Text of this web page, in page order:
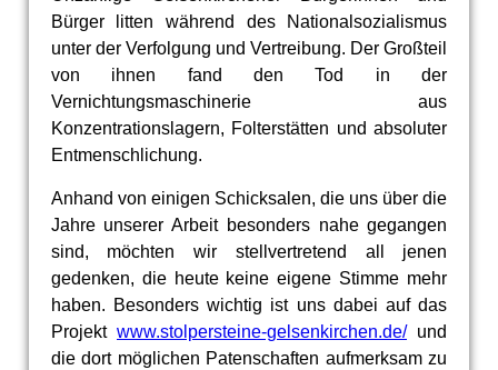
Bürger litten während des Nationalsozialismus
unter der Verfolgung und Vertreibung. Der Großteil
von ihnen fand den Tod in der
Vernichtungsmaschinerie aus
Konzentrationslagern, Folterstätten und absoluter
Entmenschlichung.
Anhand von einigen Schicksalen, die uns über die
Jahre unserer Arbeit besonders nahe gegangen
sind, möchten wir stellvertretend all jenen
gedenken, die heute keine eigene Stimme mehr
haben. Besonders wichtig ist uns dabei auf das
Projekt www.stolpersteine-gelsenkirchen.de/und
die dort möglichen Patenschaften aufmerksam zu